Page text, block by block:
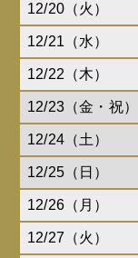
12/20（火）
12/21（水）
12/22（木）
12/23（金・祝）
12/24（土）
12/25（日）
12/26（月）
12/27（火）